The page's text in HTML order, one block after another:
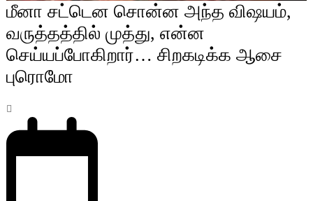
மீனா சட்டென சொன்ன அந்த விஷயம்,
வருத்தத்தில் முத்து, என்ன
செய்யப்போகிறார்… சிறகடிக்க ஆசை
புரொமோ